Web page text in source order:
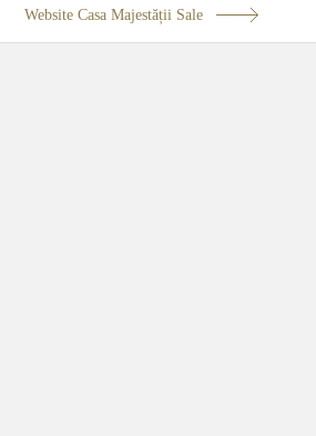
Website Casa Majestății Sale